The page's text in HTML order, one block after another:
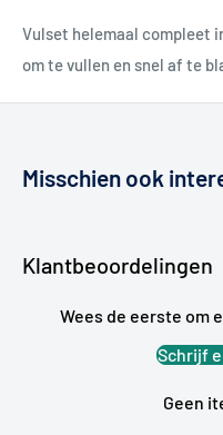
Vulset helemaal compleet
om te vullen en snel af te
Misschien ook
Klantbeoordelingen
Wees de eerste om
Schrijf
Geen